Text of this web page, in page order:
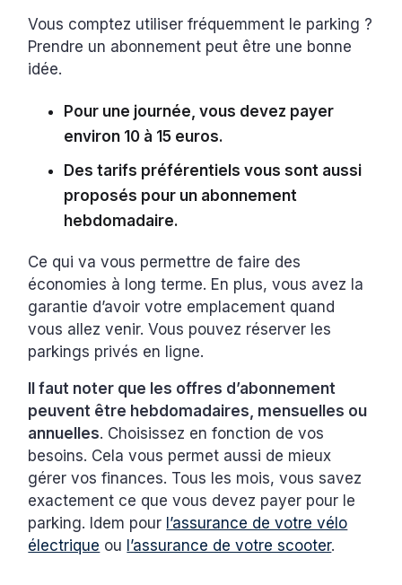
Vous comptez utiliser fréquemment le parking ?
Prendre un abonnement peut être une bonne
idée.
Pour une journée, vous devez payer
environ 10 à 15 euros.
Des tarifs préférentiels vous sont aussi
proposés pour un abonnement
hebdomadaire.
Ce qui va vous permettre de faire des
économies à long terme. En plus, vous avez la
garantie d’avoir votre emplacement quand
vous allez venir. Vous pouvez réserver les
parkings privés en ligne.
Il faut noter que les offres d’abonnement
peuvent être hebdomadaires, mensuelles ou
annuelles. Choisissez en fonction de vos
besoins. Cela vous permet aussi de mieux
gérer vos finances. Tous les mois, vous savez
exactement ce que vous devez payer pour le
parking. Idem pour l’assurance de votre vélo
électrique ou l’assurance de votre scooter.